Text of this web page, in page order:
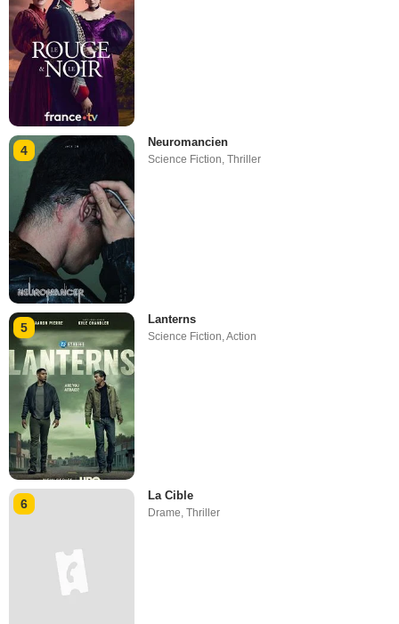
4
Neuromancien
Science Fiction,Thriller
5
Lanterns
Science Fiction ,Action
6
La Cible
Drame,Thriller